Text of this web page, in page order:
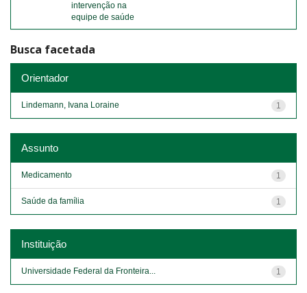
intervenção na
equipe de saúde
Busca facetada
Orientador
1
Lindemann, Ivana Loraine
Assunto
1
Medicamento
1
Saúde da família
Instituição
1
Universidade Federal da Fronteira...